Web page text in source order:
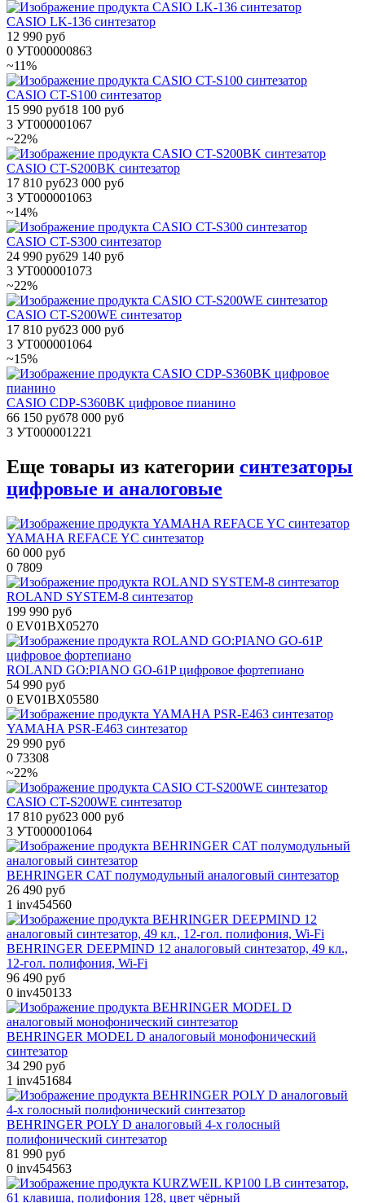
CASIO LK-136 синтезатор
12 990 руб
0 УТ000000863
~11%
CASIO CT-S100 синтезатор
15 990 руб18 100 руб
3 УТ000001067
~22%
CASIO CT-S200BK синтезатор
17 810 руб23 000 руб
3 УТ000001063
~14%
CASIO CT-S300 синтезатор
24 990 руб29 140 руб
3 УТ000001073
~22%
CASIO CT-S200WE синтезатор
17 810 руб23 000 руб
3 УТ000001064
~15%
CASIO CDP-S360BK цифровое пианино
66 150 руб78 000 руб
3 УТ000001221
Еще товары из категории синтезаторы
цифровые и аналоговые
YAMAHA REFACE YC синтезатор
60 000 руб
0 7809
ROLAND SYSTEM-8 синтезатор
199 990 руб
0 EV01BX05270
ROLAND GO:PIANO GO-61P цифровое фортепиано
54 990 руб
0 EV01BX05580
YAMAHA PSR-E463 синтезатор
29 990 руб
0 73308
~22%
CASIO CT-S200WE синтезатор
17 810 руб23 000 руб
3 УТ000001064
BEHRINGER CAT полумодульный аналоговый синтезатор
26 490 руб
1 inv454560
BEHRINGER DEEPMIND 12 аналоговый синтезатор, 49 кл.,
12-гол. полифония, Wi-Fi
96 490 руб
0 inv450133
BEHRINGER MODEL D аналоговый монофонический
синтезатор
34 290 руб
1 inv451684
BEHRINGER POLY D аналоговый 4-х голосный
полифонический синтезатор
81 990 руб
0 inv454563